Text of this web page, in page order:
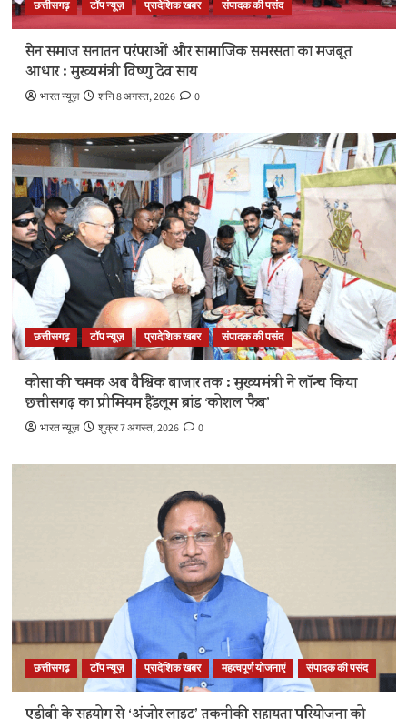
छत्तीसगढ़ टॉप न्यूज़ प्रादेशिक खबर संपादक की पसंद
सेन समाज सनातन परंपराओं और सामाजिक समरसता का मजबूत
आधार : मुख्यमंत्री विष्णु देव साय
भारत न्यूज़ शनि 8 अगस्त, 2026 0
छत्तीसगढ़ टॉप न्यूज़ प्रादेशिक खबर संपादक की पसंद
कोसा की चमक अब वैश्विक बाजार तक : मुख्यमंत्री ने लॉन्च किया
छत्तीसगढ़ का प्रीमियम हैंडलूम ब्रांड ‘कोशल फैब’
भारत न्यूज़ शुक्र 7 अगस्त, 2026 0
छत्तीसगढ़ टॉप न्यूज़ प्रादेशिक खबर महत्वपूर्ण योजनाएं संपादक की पसंद